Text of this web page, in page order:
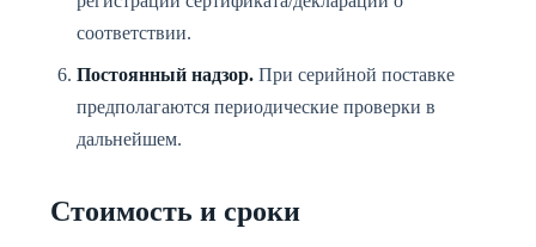
соответствии.
Постоянный надзор. При серийной поставке
предполагаются периодические проверки в
дальнейшем.
Стоимость и сроки